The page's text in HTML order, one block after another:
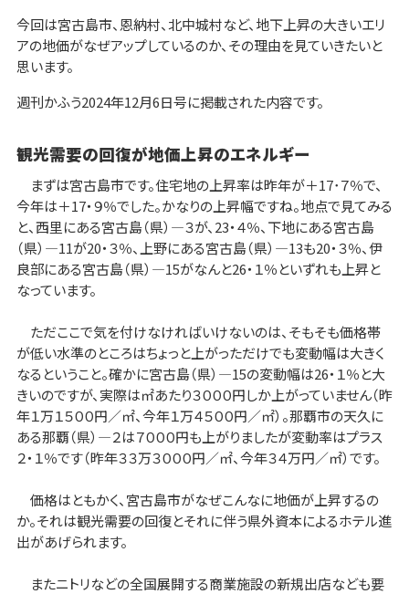
今回は宮古島市、恩納村、北中城村など、地下上昇の大きいエリ
アの地価がなぜアップしているのか、その理由を見ていきたいと
思います。
週刊かふう2024年12月6日号に掲載された内容です。
観光需要の回復が地価上昇のエネルギー
まずは宮古島市です。住宅地の上昇率は昨年が＋17･７％で、
今年は＋17・９％でした。かなりの上昇幅ですね。地点で見てみる
と、西里にある宮古島（県）―３が、23・４％、下地にある宮古島
（県）―11が20・３％、上野にある宮古島（県）―13も20・３％、伊
良部にある宮古島（県）―15がなんと26・１％といずれも上昇と
なっています。
ただここで気を付けなければいけないのは、そもそも価格帯
が低い水準のところはちょっと上がっただけでも変動幅は大きく
なるということ。確かに宮古島（県）―15の変動幅は26・１％と大
きいのですが、実際は㎡あたり３０００円しか上がっていません（昨
年１万１５００円／㎡、今年１万４５００円／㎡）。那覇市の天久に
ある那覇（県）―２は７０００円も上がりましたが変動率はプラス
２・１％です（昨年３３万３０００円／㎡、今年３４万円／㎡）です。
価格はともかく、宮古島市がなぜこんなに地価が上昇するの
か。それは観光需要の回復とそれに伴う県外資本によるホテル進
出があげられます。
またニトリなどの全国展開する商業施設の新規出店なども要